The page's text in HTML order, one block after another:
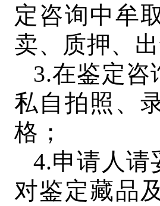
定咨询中牟
卖、质押、
3.在鉴定
私自拍照、
格；
4.申请人请
对鉴定藏品